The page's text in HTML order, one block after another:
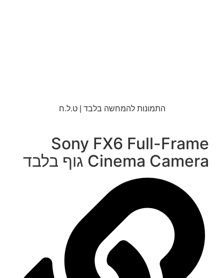
התמונות להמחשה בלבד | ט.ל.ח
Sony FX6 Full-Frame
Cinema Camera גוף בלבד